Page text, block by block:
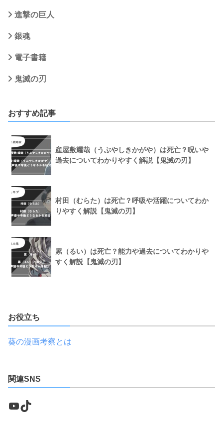
進撃の巨人
銀魂
電子書籍
鬼滅の刃
おすすめ記事
産屋敷耀哉（うぶやしきかがや）は死亡？呪いや
過去についてわかりやすく解説【鬼滅の刃】
村田（むらた）は死亡？呼吸や活躍についてわか
りやすく解説【鬼滅の刃】
累（るい）は死亡？能力や過去についてわかりや
すく解説【鬼滅の刃】
お役立ち
葵の漫画考察とは
関連SNS